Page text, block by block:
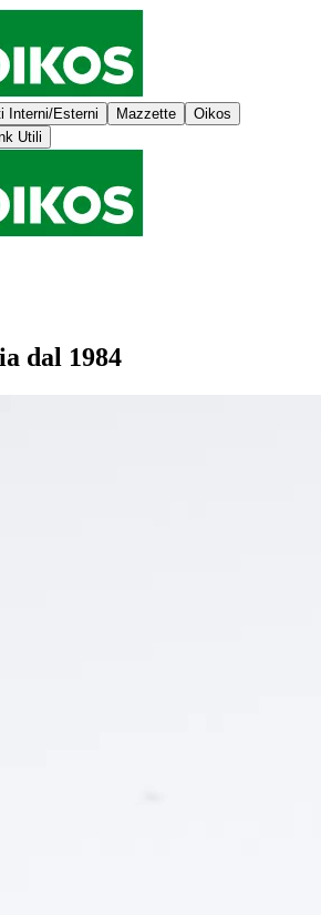
Interni/Esterni Mazzette Oikos
Utili
dal 1984